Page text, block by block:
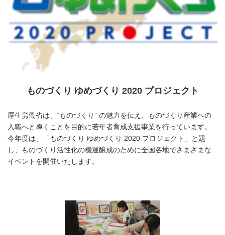
ものづくり ゆめづくり 2020 プロジェクト
厚生労働省は、“ものづくり” の魅力を伝え、ものづくり産業への
入職へと導くことを目的に若年者育成支援事業を行っています。
今年度は、「ものづくり ゆめづくり 2020 プロジェクト」と題
し、ものづくり活性化の機運醸成のために全国各地でさまざまな
イベントを開催いたします。